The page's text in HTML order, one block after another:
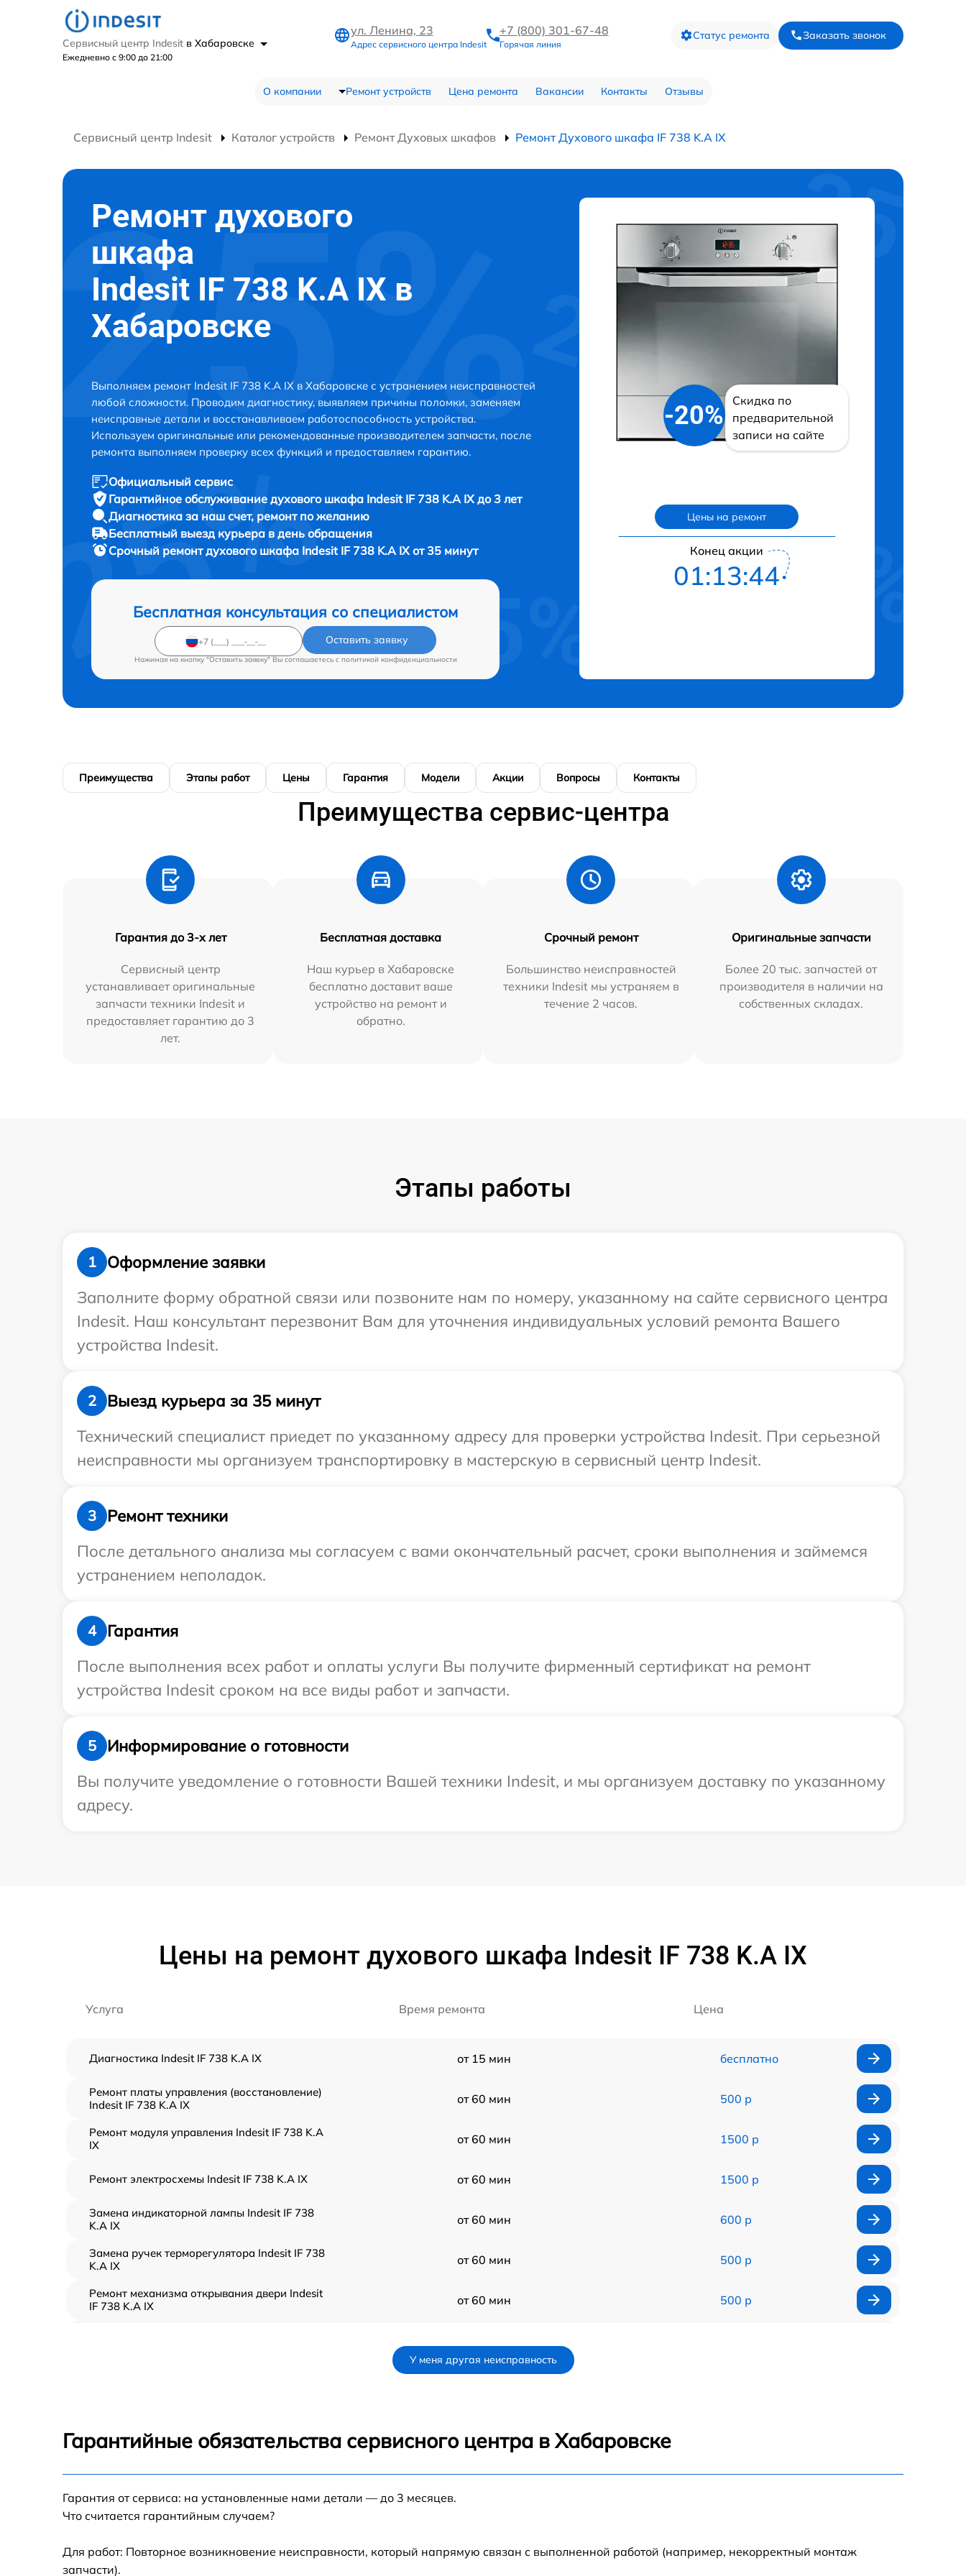
Сервисный центр Indesit в Хабаровске
Ежедневно с 9:00 до 21:00
ул. Ленина, 23
Адрес сервисного центра Indesit
+7 (800) 301-67-48
Горячая линия
Статус ремонта Заказать звонок
О компании Ремонт устройств Цена ремонта Вакансии Контакты Отзывы
Сервисный центр Indesit Каталог устройств Ремонт Духовых шкафов Ремонт Духового шкафа IF 738 K.A IX
Ремонт духового
шкафа
Indesit IF 738 K.A IX в
Хабаровске
Выполняем ремонт Indesit IF 738 K.A IX в Хабаровске с устранением неисправностей
любой сложности. Проводим диагностику, выявляем причины поломки, заменяем
неисправные детали и восстанавливаем работоспособность устройства.
Используем оригинальные или рекомендованные производителем запчасти, после
ремонта выполняем проверку всех функций и предоставляем гарантию.
Официальный сервис
Гарантийное обслуживание духового шкафа Indesit IF 738 K.A IX до 3 лет
Диагностика за наш счет, ремонт по желанию
Бесплатный выезд курьера в день обращения
Срочный ремонтдухового шкафа Indesit IF 738 K.A IX от 35 минут
Бесплатная консультация со специалистом
Оставить заявку
Нажимая на кнопку "Оставить заявку" Вы соглашаетесь c политикой конфиденциальности
-20%
Скидка по
предварительной
записи на сайте
Цены на ремонт
Конец акции
01:13:42
Преимущества Этапы работ Цены Гарантия Модели Акции Вопросы Контакты
Преимущества сервис-центра
Гарантия до 3-х лет
Сервисный центр
устанавливает оригинальные
запчасти техники Indesit и
предоставляет гарантию до 3
лет.
Бесплатная доставка
Наш курьер в Хабаровске
бесплатно доставит ваше
устройство на ремонт и
обратно.
Срочный ремонт
Большинство неисправностей
техники Indesit мы устраняем в
течение 2 часов.
Оригинальные запчасти
Более 20 тыс. запчастей от
производителя в наличии на
собственных складах.
Этапы работы
1
Оформление заявки
Заполните форму обратной связи или позвоните нам по номеру, указанному на сайте сервисного центра
Indesit. Наш консультант перезвонит Вам для уточнения индивидуальных условий ремонта Вашего
устройства Indesit.
2
Выезд курьера за 35 минут
Технический специалист приедет по указанному адресу для проверки устройства Indesit. При серьезной
неисправности мы организуем транспортировку в мастерскую в сервисный центр Indesit.
3
Ремонт техники
После детального анализа мы согласуем с вами окончательный расчет, сроки выполнения и займемся
устранением неполадок.
4
Гарантия
После выполнения всех работ и оплаты услуги Вы получите фирменный сертификат на ремонт
устройства Indesit сроком на все виды работ и запчасти.
5
Информирование о готовности
Вы получите уведомление о готовности Вашей техники Indesit, и мы организуем доставку по указанному
адресу.
Цены на ремонт духового шкафа Indesit IF 738 K.A IX
Услуга Время ремонта Цена
Диагностика Indesit IF 738 K.A IX от 15 мин бесплатно
Ремонт платы управления (восстановление)
Indesit IF 738 K.A IX
от 60 мин 500 р
Ремонт модуля управления Indesit IF 738 K.A
IX
от 60 мин 1500 р
Ремонт электросхемы Indesit IF 738 K.A IX от 60 мин 1500 р
Замена индикаторной лампы Indesit IF 738
K.A IX
от 60 мин 600 р
Замена ручек терморегулятора Indesit IF 738
K.A IX
от 60 мин 500 р
Ремонт механизма открывания двери Indesit
IF 738 K.A IX
от 60 мин 500 р
Замена термодатчика Indesit IF 738 K.A IX
IX
У меня другая неисправность
Гарантийные обязательства сервисного центра в Хабаровске
Гарантия от сервиса: на установленные нами детали — до 3 месяцев.
Что считается гарантийным случаем?
Для работ: Повторное возникновение неисправности, который напрямую связан с выполненной работой (например, некорректный монтаж
запчасти).